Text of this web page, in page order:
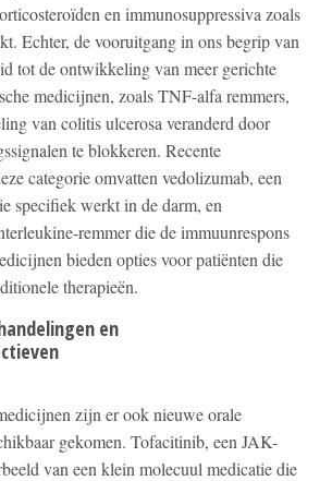
en immunosuppressiva zoals
Echter, de vooruitgang in ons begrip van
tot de ontwikkeling van meer gerichte
medicijnen, zoals TNF-alfa remmers,
van colitis ulcerosa veranderd door
te blokkeren. Recente
categorie omvatten vedolizumab, een
specifiek werkt in de darm, en
remmer die de immuunrespons
bieden opties voor patiënten die
therapieën.
en
zijn er ook nieuwe orale
gekomen. Tofacitinib, een JAK-
van een klein molecuul medicatie die